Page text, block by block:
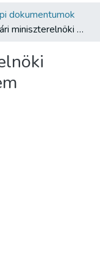
dokumentumok
A budavári miniszterelnöki palotából, a nagyterem